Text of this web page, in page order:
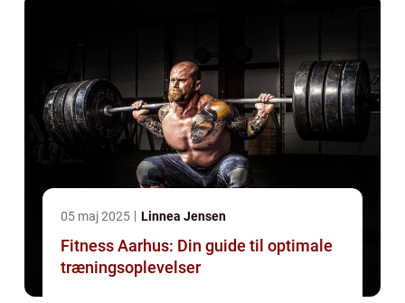
05 maj 2025 Linnea Jensen
Fitness Aarhus: Din guide til optimale
træningsoplevelser